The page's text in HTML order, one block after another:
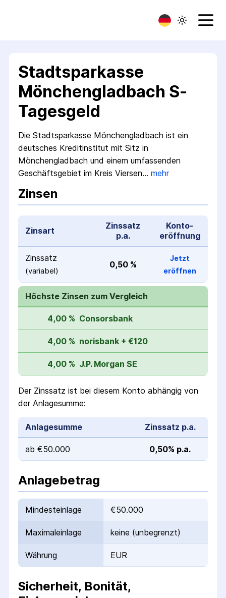
Stadtsparkasse
Mönchengladbach S-
Tagesgeld
Die Stadtsparkasse Mönchengladbach ist ein
deutsches Kreditinstitut mit Sitz in
Mönchengladbach und einem umfassenden
Geschäftsgebiet im Kreis Viersen… mehr
Zinsen
Zinsart
Zinssatz
p.a.
Konto­
eröffnung
Zinssatz
(variabel)
0,50 %
Jetzt
eröffnen
Höchste Zinsen zum Vergleich
4,00 % Consorsbank
4,00 % norisbank + €120
4,00 % J.P. Morgan SE
Der Zinssatz ist bei diesem Konto abhängig von
der Anlagesumme:
Anlagesumme Zinssatz p.a.
ab €50.000 0,50% p.a.
Anlagebetrag
Mindesteinlage €50.000
Maximaleinlage keine (unbegrenzt)
Währung EUR
Sicherheit, Bonität,